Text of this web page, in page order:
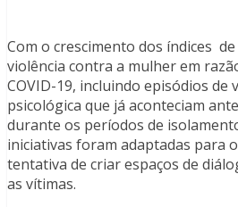
Com o crescimento dos índices
violência contra a mulher em
COVID-19, incluindo episódios de
psicológica que já aconteciam
durante os períodos de
iniciativas foram adaptadas para
tentativa de criar espaços de
as vítimas.